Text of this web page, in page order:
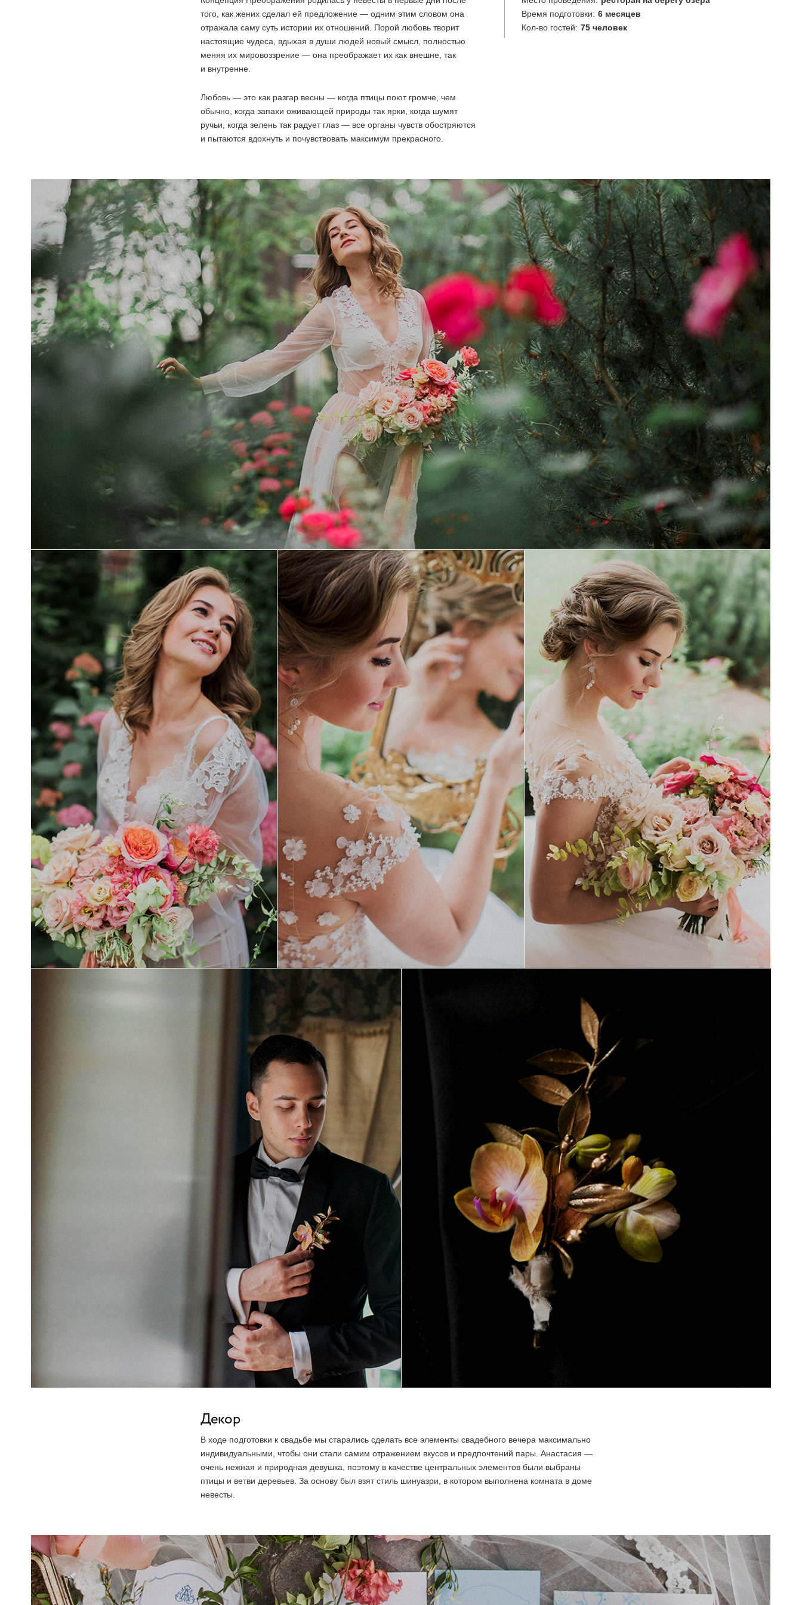
Время подготовки: 6 месяцев
Кол-во гостей: 75 человек
того, как жених сделал ей предложение — одним этим словом она
отражала саму суть истории их отношений. Порой любовь творит
настоящие чудеса, вдыхая в души людей новый смысл, полностью
меняя их мировоззрение — она преображает их как внешне, так
и внутренне.
Любовь — это как разгар весны — когда птицы поют громче, чем
обычно, когда запахи оживающей природы так ярки, когда шумят
ручьи, когда зелень так радует глаз — все органы чувств обостряются
и пытаются вдохнуть и почувствовать максимум прекрасного.
Декор
В ходе подготовки к свадьбе мы старались сделать все элементы свадебного вечера максимально
индивидуальными, чтобы они стали самим отражением вкусов и предпочтений пары. Анастасия —
очень нежная и природная девушка, поэтому в качестве центральных элементов были выбраны
птицы и ветви деревьев. За основу был взят стиль шинуазри, в котором выполнена комната в доме
невесты.